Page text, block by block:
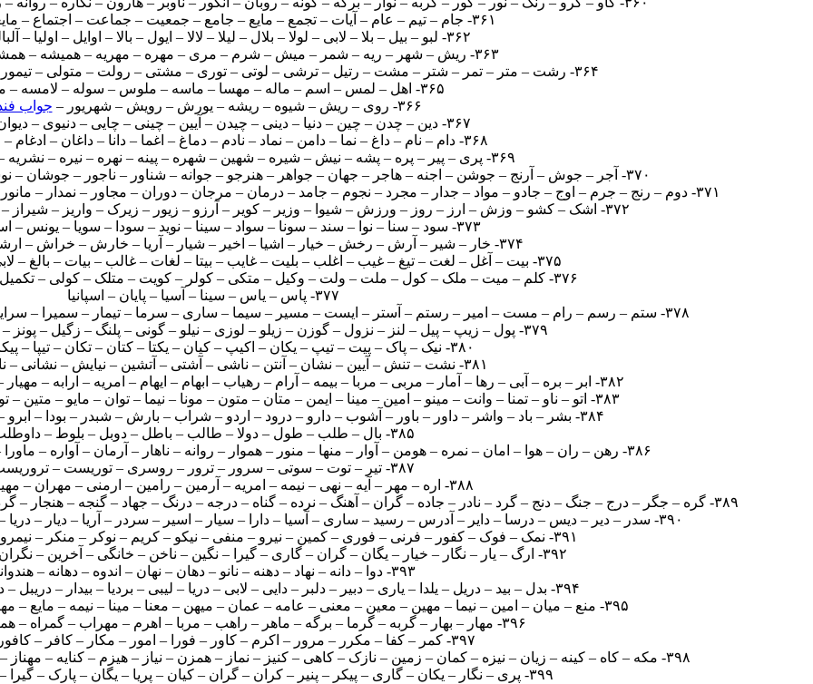
۳۶۱- جام – تیم – عام – آیات – تجمع – مایع – جامع – جمعیت – جماعت – اجتماع – مایعات – اجتماعی
۳۶۲- لبو – بیل – بلا – لابی – لولا – بلال – لیلا – لالا – ایول – بالا – اوایل – اولیا – آلبالو – والیبال
۳۶۳- ریش – شهر – ریه – شمر – میش – شرم – مری – مهره – مهریه – همیشه – همشیره – همشهری
۳۶۴- رشت – متر – تمر – شتر – مشت – رتیل – ترشی – لوتی – توری – مشتی – رولت – متولی – تیمور – مشتری – مشورت – لیموترش
۳۶۵- اهل – لمس – اسم – ماله – مهسا – ماسه – ملوس – سوله – لامسه – ماسوله
۳۶۶- روی – ریش – شیوه – ریشه – یورش – رویش – شهریور –
جواب
۳۶۷- دین – چدن – چین – دنیا – دینی – چیدن – آیین – چینی – چایی – دنیوی – دیوان – داوینچی
۳۶۸- دام – نام – داغ – نما – دامن – نماد – نادم – دماغ – اغما – دانا – داغان – ادغام – اندام – دامغان
۳۶۹- پری – پیر – پره – پشه – نیش – شیره – شهین – شهره – پینه – نهره – نیره – نشریه – شهریه – هنرپیشه
۳۷۰- آجر – جوش – آرنج – جوشن – اجنه – هاجر – جهان – جواهر – هنرجو – جوانه – شناور – ناجور – جوشان – نوشهر – هاشور – هجران – جانور – جشنواره
۳۷۱- دوم – رنج – جرم – اوج – جادو – مواد – جدار – مجرد – نجوم – جامد – درمان – مرجان – دوران – مجاور – نمدار – مانور – مندرج – نامرد – دورنما – نمودار – ارجمند – جوانمرد
۳۷۲- اشک – کشو – وزش – ارز – روز – ورزش – شیوا – وزیر – کویر – آرزو – زیور – زیرک – واریز – شیراز – زکریا – کیارش – کشاورز – کشاورزی
۳۷۳- سود – سنا – نوا – سند – سونا – سواد – سینا – نوید – سودا – سویا – یونس – اسید – ادیسون
۳۷۴- خار – شیر – آرش – رخش – خیار – اشیا – اخیر – شیار – آریا – خارش – خراش – ارشیا – آرایش – خشایار
۳۷۵- بیت – آغل – لغت – تیغ – غیب – اغلب – بلیت – غایب – بیتا – لغات – غالب – بیات – بالغ – لابی – تبلیغ – لغایت – تبلیغات
۳۷۶- کلم – میت – ملک – کول – ملت – ولت – وکیل – متکی – کولر – کویت – متلک – کولی – تکمیل – متروک – ملکوت – کیلومتر
۳۷۷- پاس – یاس – سینا – آسیا – پایان – اسپانیا
۳۷۸- ستم – رسم – رام – مست – امیر – رستم – آستر – ایست – مسیر – سیما – ساری – سرما – تیمار – سمیرا – سرایت – میترا – ترسیم – ریاست – ماتریس – تیمسار
۳۷۹- پول – زیپ – پیل – لنز – نزول – گوزن – زیلو – لوزی – نیلو – گونی – پلنگ – زگیل – پونز – لزگی – نزولی – یوزپلنگ
۳۸۰- نیک – پاک – پیت – تیپ – یکان – اکیپ – کیان – یکتا – کتان – تکان – تیپا – پیکان – کاپیتان
۳۸۱- نشت – تنش – آیین – نشان – آنتن – ناشی – آشتی – آتشین – نیایش – نشانی – ناتنی – انیشتین
۳۸۲- ابر – بره – آبی – رها – آمار – مربی – مربا – بیمه – آرام – رهیاب – ابهام – ایهام – امریه – ارابه – مهیار – اهرام – بامیه – آرایه – آبیار – ابراهیم
۳۸۳- اتو – ناو – تمنا – وانت – مینو – امین – مینا – ایمن – متان – متون – مونا – نیما – توان – مایو – متین – تومان – مانتو – تامین – امنیت – ویتنام
۳۸۴- بشر – باد – واشر – داور – باور – آشوب – دارو – درود – اردو – شراب – بارش – شبدر – بودا – ابرو – ارشد – دشوار – شوربا – داشبورد
۳۸۵- بال – طلب – طول – دولا – طالب – باطل – دوبل – بلوط – داوطلب
۳۸۶- رهن – ران – هوا – امان – نمره – هومن – آوار – منها – منور – هموار – روانه – ناهار – آرمان – آواره – ماورا – هامون – ماهان – ناروا – راهنما – ناهموار
۳۸۷- تیر – توت – سوتی – سرور – ترور – روسری – توریست – تروریست
۳۸۸- اره – مهر – آیه – نهی – نیمه – امریه – آرمین – رامین – ارمنی – مهران – مهیار – اهریمن
۳۸۹- گره – جگر – درج – جنگ – دنج – گرد – نادر – جاده – گران – آهنگ – نرده – گناه – درجه – درنگ – جهاد – گنجه – هنجار – گردان – جداره – گردنه – درگاه – نگهدار – جهادگر – جهانگرد
۳۹۰- سدر – دیر – دیس – درسا – دایر – آدرس – رسید – ساری – آسیا – دارا – سیار – اسیر – سردر – آریا – دیار – دریا – سارا – سردار – رادار – اسرار – ایراد – سرایدار
۳۹۱- نمک – فوک – کفور – فرنی – فوری – کمین – نیرو – منفی – نیکو – کریم – نوکر – منکر – نیمرو – منفور – مرفین – میکروفن
۳۹۲- ارگ – یار – نگار – خیار – یگان – گران – گاری – گیرا – نگین – ناخن – خانگی – آخرین – نگران – نیرنگ – نارنگی – ناخنگیر
۳۹۳- دوا – دانه – نهاد – دهنه – نانو – دهان – نهان – اندوه – دهانه – هندوانه
۳۹۴- بدل – بید – دریل – یلدا – یاری – دبیر – دلبر – دایی – لابی – دریا – لیبی – بردیا – بیدار – دریبل – دلربا – ردیاب – اردبیل – بیلیارد
۳۹۵- منع – میان – امین – نیما – مهین – معین – معنی – عامه – عمان – میهن – معنا – مینا – نیمه – مایع – مهیا – ماهی – مایه – مانع – منها – معاینه
۳۹۶- مهار – بهار – گربه – گرما – برگه – ماهر – راهب – مربا – اهرم – مهراب – گمراه – همگرا – بهرام – گرمابه
۳۹۷- کمر – کفا – مکرر – مرور – اکرم – کاور – فورا – امور – مکار – کافر – کافور – ماکروفر
۳۹۸- مکه – کاه – کینه – زیان – نیزه – کمان – زمین – نازک – کاهی – کنیز – نماز – همزن – نیاز – هیزم – کنایه – مهناز – آنزیم – کیهان – میزان – زمانه – زمینه – مکانیزه
۳۹۹- پری – نگار – یکان – گاری – پیکر – پنیر – کران – گران – کیان – پریا – یگان – پارک – گیرا – یکرنگ – پیکان – پارکینگ